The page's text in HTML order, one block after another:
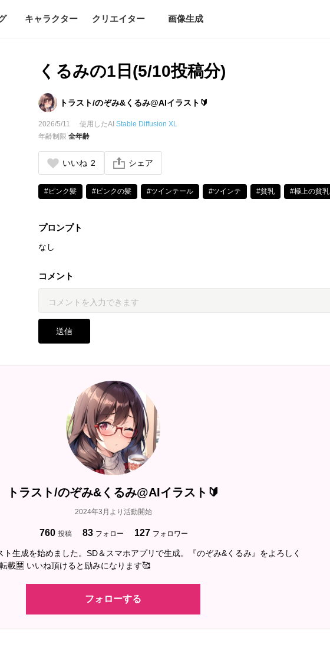
キャラクター クリエイター 画像生成
くるみの1日(5/10投稿分)
トラスト/のぞみ&くるみ@AIイラスト🔰
2026/5/11 使用したAIStable Diffusion XL
年齢制限全年齢
いいね 2 シェア
#ピンク髪 #ピンクの髪 #ツインテール #ツインテ #貧乳 #極上の貧乳
プロンプト
なし
コメント
送信
トラスト/のぞみ&くるみ@AIイラスト🔰
2024年3月より活動開始
760 投稿 83 フォロー 127 フォロワー
ト生成を始めました。SD＆スマホアプリで生成。『のぞみ&くるみ』をよろしく
載🈲 いいね頂けると励みになります🥰
フォローする